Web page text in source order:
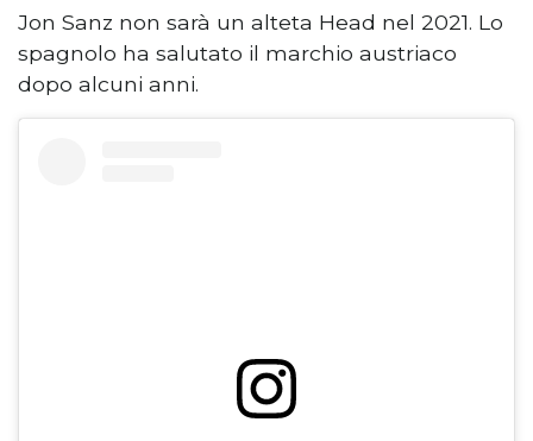
Jon Sanz non sarà un alteta Head nel 2021. Lo
spagnolo ha salutato il marchio austriaco
dopo alcuni anni.